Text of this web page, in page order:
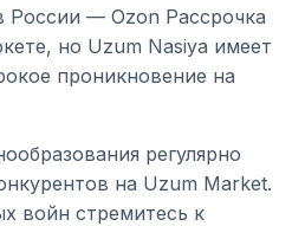
России — Ozon Рассрочка
но Uzum Nasiya имеет
проникновение на
регулярно
на Uzum Market.
войн стремитесь к